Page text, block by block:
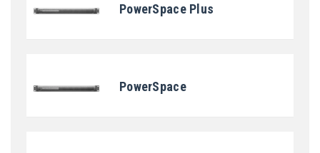
PowerSpace Plus
PowerSpace